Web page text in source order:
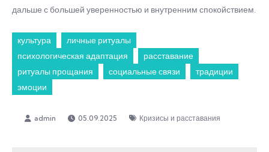
дальше с большей уверенностью и внутренним спокойствием.
культура
личные ритуалы
психологическая адаптация
расставание
ритуалы прощания
социальные связи
традиции
эмоции
05.09.2025 Кризисы и расставания